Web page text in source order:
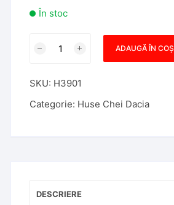
În stoc
Dacia
Logan
ADAUGĂ ÎN COȘ
SKU: H3901
Categorie: Huse Chei Dacia
DESCRIERE